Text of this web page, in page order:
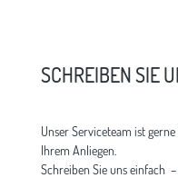
SCHREIBEN SIE
Unser Serviceteam ist
Ihrem Anliegen.
Schreiben Sie uns einfach